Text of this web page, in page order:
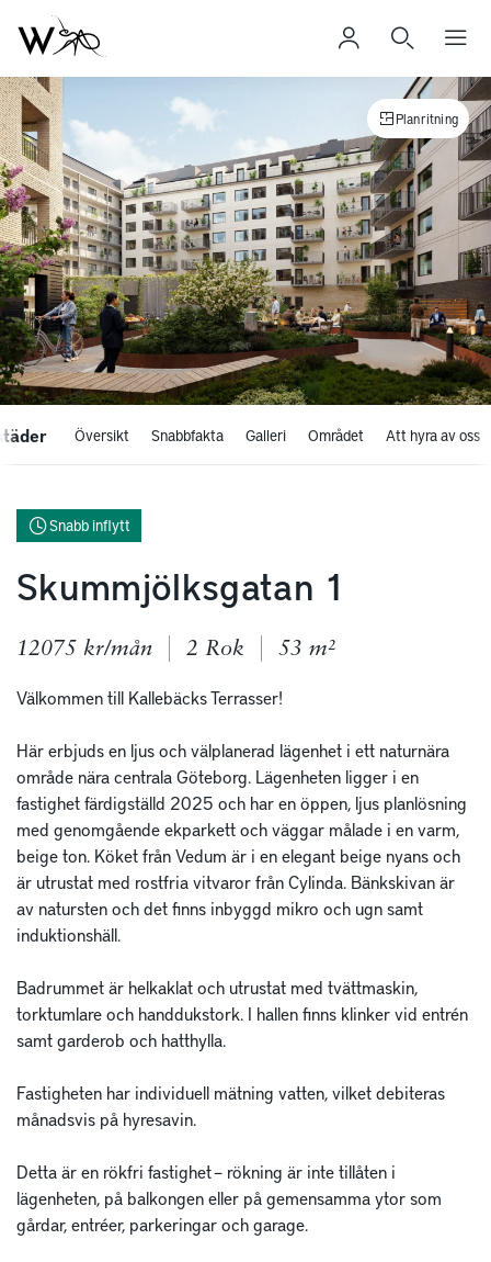
Planritning
Översikt Snabbfakta Galleri Området Att hyra av oss
Snabb inflytt
Skummjölksgatan 1
12075 kr/mån 2 Rok 53 m²
Välkommen till Kallebäcks Terrasser!
Här erbjuds en ljus och välplanerad lägenhet i ett naturnära
område nära centrala Göteborg. Lägenheten ligger i en
fastighet färdigställd 2025 och har en öppen, ljus planlösning
med genomgående ekparkett och väggar målade i en varm,
beige ton. Köket från Vedum är i en elegant beige nyans och
är utrustat med rostfria vitvaror från Cylinda. Bänkskivan är
av natursten och det finns inbyggd mikro och ugn samt
induktionshäll.
Badrummet är helkaklat och utrustat med tvättmaskin,
torktumlare och handdukstork. I hallen finns klinker vid entrén
samt garderob och hatthylla.
Fastigheten har individuell mätning vatten, vilket debiteras
månadsvis på hyresavin.
Detta är en rökfri fastighet – rökning är inte tillåten i
lägenheten, på balkongen eller på gemensamma ytor som
gårdar, entréer, parkeringar och garage.